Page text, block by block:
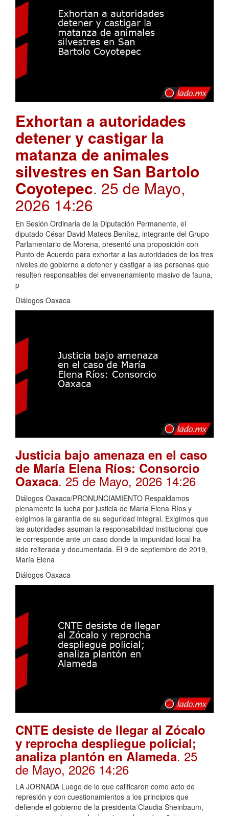
Exhortan a autoridades
detener y castigar la
matanza de animales
silvestres en San Bartolo
Coyotepec. 25 de Mayo,
2026 14:26
En Sesión Ordinaria de la Diputación Permanente, el
diputado César David Mateos Benítez, integrante del Grupo
Parlamentario de Morena, presentó una proposición con
Punto de Acuerdo para exhortar a las autoridades de los tres
niveles de gobierno a detener y castigar a las personas que
resulten responsables del envenenamiento masivo de fauna,
p
Diálogos Oaxaca
Justicia bajo amenaza en el caso
de María Elena Ríos: Consorcio
Oaxaca. 25 de Mayo, 2026 14:26
Diálogos Oaxaca/PRONUNCIAMIENTO Respaldamos
plenamente la lucha por justicia de María Elena Ríos y
exigimos la garantía de su seguridad integral. Exigimos que
las autoridades asuman la responsabilidad institucional que
le corresponde ante un caso donde la impunidad local ha
sido reiterada y documentada. El 9 de septiembre de 2019,
María Elena
Diálogos Oaxaca
CNTE desiste de llegar al Zócalo
y reprocha despliegue policial;
analiza plantón en Alameda. 25
de Mayo, 2026 14:26
LA JORNADA Luego de lo que calificaron como acto de
represión y con cuestionamientos a los principios que
defiende el gobierno de la presidenta Claudia Sheinbaum,